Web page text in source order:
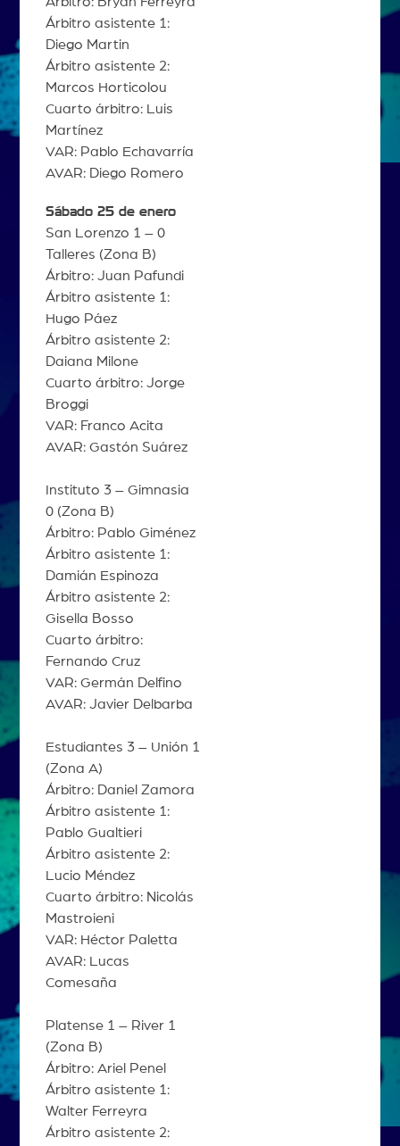
Árbitro asistente 1:
Diego Martin
Árbitro asistente 2:
Marcos Horticolou
Cuarto árbitro: Luis
Martínez
VAR: Pablo Echavarría
AVAR: Diego Romero
Sábado 25 de enero
San Lorenzo 1 – 0
Talleres (Zona B)
Árbitro: Juan Pafundi
Árbitro asistente 1:
Hugo Páez
Árbitro asistente 2:
Daiana Milone
Cuarto árbitro: Jorge
Broggi
VAR: Franco Acita
AVAR: Gastón Suárez
Instituto 3 – Gimnasia
0 (Zona B)
Árbitro: Pablo Giménez
Árbitro asistente 1:
Damián Espinoza
Árbitro asistente 2:
Gisella Bosso
Cuarto árbitro:
Fernando Cruz
VAR: Germán Delfino
AVAR: Javier Delbarba
Estudiantes 3 – Unión 1
(Zona A)
Árbitro: Daniel Zamora
Árbitro asistente 1:
Pablo Gualtieri
Árbitro asistente 2:
Lucio Méndez
Cuarto árbitro: Nicolás
Mastroieni
VAR: Héctor Paletta
AVAR: Lucas
Comesaña
Platense 1 – River 1
(Zona B)
Árbitro: Ariel Penel
Árbitro asistente 1:
Walter Ferreyra
Árbitro asistente 2: